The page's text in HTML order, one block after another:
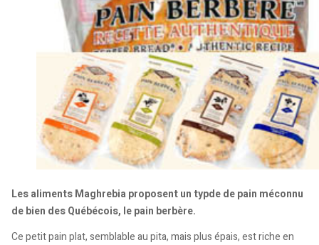
Les aliments Maghrebia proposent un typde de pain méconnu
de bien des Québécois, le pain berbère.
Ce petit pain plat, semblable au pita, mais plus épais, est riche en